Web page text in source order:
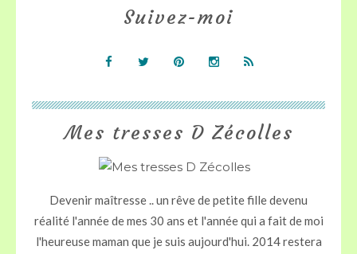
Mes tresses D Zécolles
Devenir maîtresse .. un rêve de petite fille devenu
réalité l'année de mes 30 ans et l'année qui a fait de moi
l'heureuse maman que je suis aujourd'hui. 2014 restera
Suivez-moi